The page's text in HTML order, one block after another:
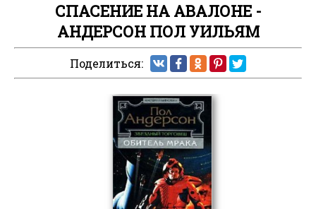
СПАСЕНИЕ НА АВАЛОНЕ -
АНДЕРСОН ПОЛ УИЛЬЯМ
Поделиться: